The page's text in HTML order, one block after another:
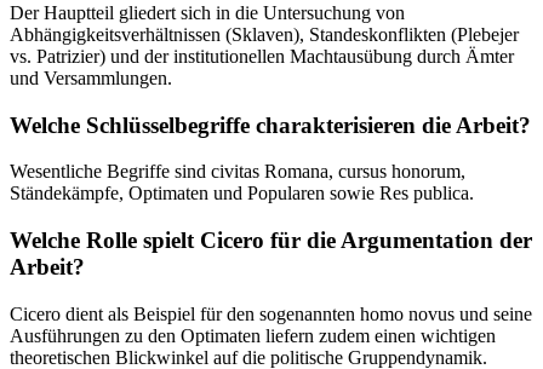
Der Hauptteil gliedert sich in die Untersuchung von
Abhängigkeitsverhältnissen (Sklaven), Standeskonflikten (Plebejer
vs. Patrizier) und der institutionellen Machtausübung durch Ämter
und Versammlungen.
Welche Schlüsselbegriffe charakterisieren die Arbeit?
Wesentliche Begriffe sind civitas Romana, cursus honorum,
Ständekämpfe, Optimaten und Popularen sowie Res publica.
Welche Rolle spielt Cicero für die Argumentation der
Arbeit?
Cicero dient als Beispiel für den sogenannten homo novus und seine
Ausführungen zu den Optimaten liefern zudem einen wichtigen
theoretischen Blickwinkel auf die politische Gruppendynamik.